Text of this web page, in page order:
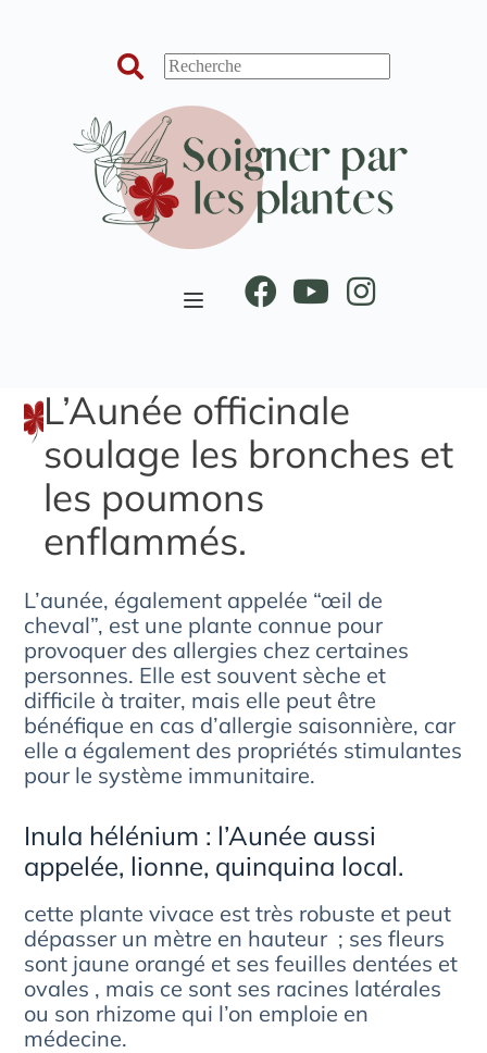
L’Aunée officinale
soulage les bronches et
les poumons
enflammés.
L’aunée, également appelée “œil de
cheval”, est une plante connue pour
provoquer des allergies chez certaines
personnes. Elle est souvent sèche et
difficile à traiter, mais elle peut être
bénéfique en cas d’allergie saisonnière, car
elle a également des propriétés stimulantes
pour le système immunitaire.
Inula hélénium : l’Aunée aussi
appelée, lionne, quinquina local.
cette plante vivace est très robuste et peut
dépasser un mètre en hauteur ; ses fleurs
sont jaune orangé et ses feuilles dentées et
ovales , mais ce sont ses racines latérales
ou son rhizome qui l’on emploie en
médecine.